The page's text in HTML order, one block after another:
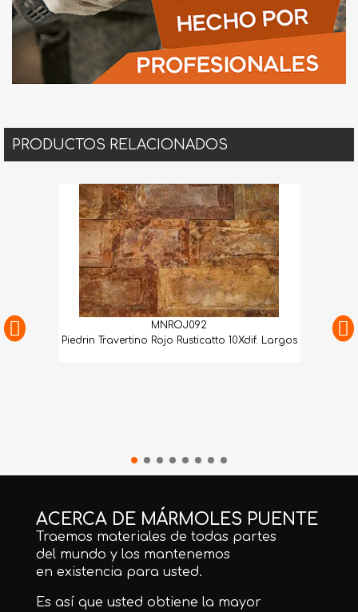
PRODUCTOS RELACIONADOS
MNROJ092
Piedrin Travertino Rojo Rusticatto 10Xdif. Largos
ACERCA DE MÁRMOLES PUENTE
Traemos materiales de todas partes
del mundo y los mantenemos
en existencia para usted.
Es así que usted obtiene la mayor